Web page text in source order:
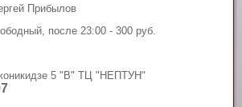
Прибылов
после 23:00 - 300 руб.
5 "В" ТЦ "НЕПТУН"